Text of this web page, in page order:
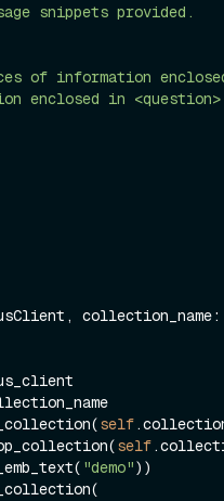
snippets provided.
enclosed in
collection_name:
self
self
"demo"))